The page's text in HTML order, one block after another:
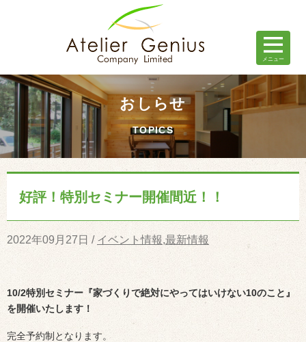
おしらせ
TOPICS
好評！特別セミナー開催間近！！
2022年09月27日 / イベント情報,最新情報
10/2特別セミナー『家づくりで絶対にやってはいけない10のこと』
を開催いたします！
完全予約制となります。